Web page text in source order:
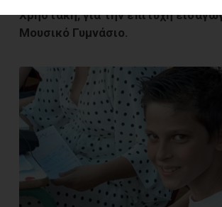
Χρηστάκη, για την επιτυχή
Μουσικό Γυμνάσιο.